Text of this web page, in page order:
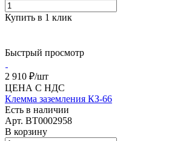
Купить в 1 клик
Быстрый просмотр
2 910 ₽/шт
ЦЕНА С НДС
Клемма заземления КЗ-66
Есть в наличии
Арт. BT0002958
В корзину